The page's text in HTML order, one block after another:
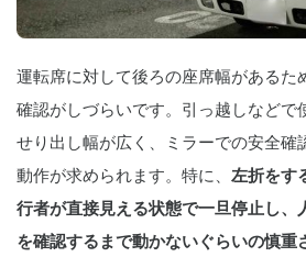
運転席に対して後ろの座席幅があるた
確認がしづらいです。引っ越しなどで
せり出し幅が広く、ミラーでの安全確
動作が求められます。特に、 左折をす
行者が直接見える状態で一旦停止し、
を確認するまで動かないぐらいの慎重